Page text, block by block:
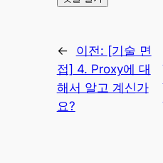
← 이전: [기술 면
접] 4. Proxy에 대
해서 알고 계신가
요?